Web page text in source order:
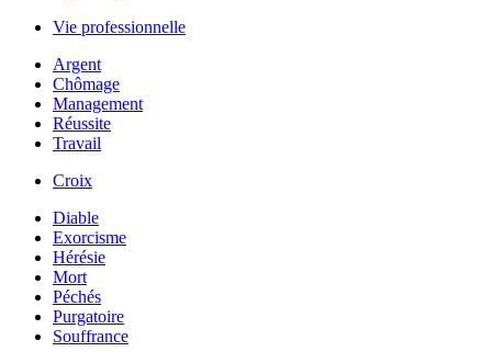
Vie professionnelle
Argent
Chômage
Management
Réussite
Travail
Croix
Diable
Exorcisme
Hérésie
Mort
Péchés
Purgatoire
Souffrance